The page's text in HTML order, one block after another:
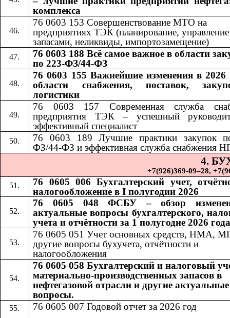
комплекса
76 0603 153 Совершенствование МТО на
предприятиях ТЭК (планирование, управление
запасами, неликвиды, импортозамещение)
76 0603 188 Всё самое важное в области
по 223-ФЗ/44-ФЗ
76 0603 155 Важнейшие изменения в 2026
области снабжения, поставок,
логистики
76 0603 157 Современная служба
предприятия ТЭК – успешный
эффективный специалист
76 0603 189 ​​Лучшие практики закупок
ФЗ/44-ФЗ и эффективная служба снабжения
4.
+7(926)369-09–28,
76 0605 006 Бухгалтерский учет,
налогообложение в I полугодии 2026
76 0605 048 ФСБУ – обзор
актуальные вопросы бухгалтерского,
учета и отчётности за 1 полугодие 2026
76 0605 051 Учет основных средств, НМА,
другие вопросы бухучета, отчётности и
налогообложения
76 0605 058 Бухгалтерский и налоговый
материально-производственных запасов в
нефтегазовой отрасли и другие актуальные
вопросы.
76 0605 007 Годовой отчет за 2026 год